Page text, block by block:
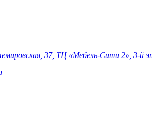
37, ТЦ «Мебель-Сити 2», 3-й